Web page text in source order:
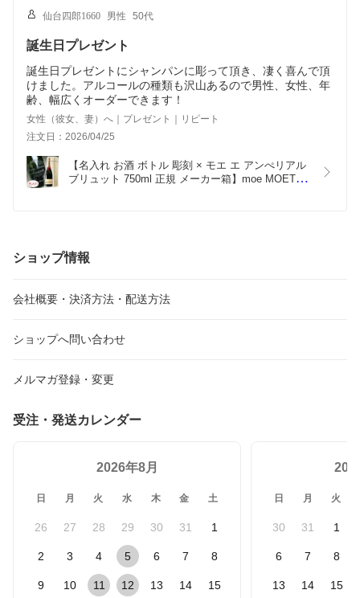
仙台四郎1660 男性 50代
誕生日プレゼント
誕生日プレゼントにシャンパンに彫って頂き、凄く喜んで頂
けました。アルコールの種類も沢山あるので男性、女性、年
齢、幅広くオーダーできます！
女性（彼女、妻）へ｜プレゼント｜リピート
注文日：2026/04/25
【名入れ お酒 ボトル 彫刻 × モエ エ アンぺリアル
ブリュット 750ml 正規 メーカー箱】moe MOET
ショップ情報
会社概要・決済方法・配送方法
ショップへ問い合わせ
メルマガ登録・変更
受注・発送カレンダー
2026年8月
日 月 火 水 木 金 土
26 27 28 29 30 31 1
2 3 4 5 6 7 8
9 10 11 12 13 14 15
日 月 火
30 31 1
6 7 8
13 14 15